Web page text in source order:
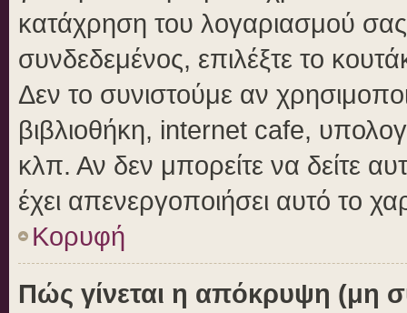
κατάχρηση του λογαριασμού
συνδεδεμένος, επιλέξτε το
Δεν το συνιστούμε αν
βιβλιοθήκη, internet cafe,
κλπ. Αν δεν μπορείτε να δείτε
έχει απενεργοποιήσει αυτό το
Κορυφή
Πώς γίνεται η απόκρυψη (μη